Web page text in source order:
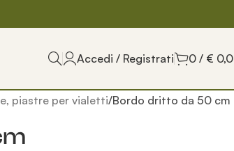
Accedi / Registrati 0 / €
piastre per vialetti Bordo dritto da 50 cm